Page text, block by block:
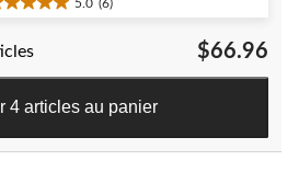
5.0 (6)
$66.96
4 articles au panier